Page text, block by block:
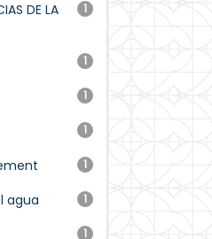
1
DE LA
1
1
1
1
1
agua
1